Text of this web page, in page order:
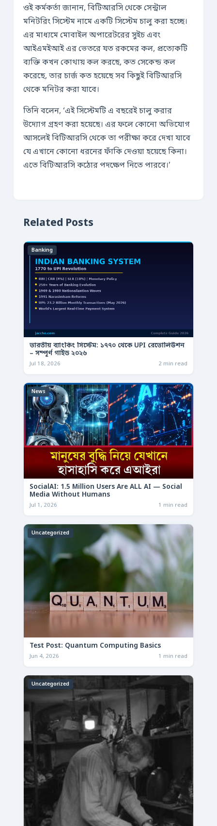
ওই কর্মকর্তা জানান, বিটিআরসি থেকে সেন্ট্রাল
মনিটরিং সিস্টেম নামে একটি সিস্টেম চালু করা হচ্ছে।
এর মাধ্যমে মোবাইল অপারেটরের সুইচ এবং
আইএমইআই এর ভেতরে যত রকমের কল, প্রত্যেকটি
ব্যক্তি কখন কোথায় কল করছে, কত সেকেন্ড কল
করেছে, তার চার্জ কত হয়েছে সব কিছুই বিটিআরসি
থেকে মনিটর করা যাবে।
তিনি বলেন, ‘এই সিস্টেমটি এ বছরেই চালু করার
উদ্যোগ গ্রহণ করা হয়েছে। এর ফলে কোনো অভিযোগ
আসলেই বিটিআরসি থেকে তা পরীক্ষা করে দেখা যাবে
যে এখানে কোনো ধরনের ফাঁকি দেওয়া হয়েছে কিনা।
এতে বিটিআরসি কঠোর পদক্ষেপ নিতে পারবে।’
Related Posts
Banking
ভারতীয় ব্যাংকিং সিস্টেম: ১৭৭০ থেকে UPI রেভোলিউশন
– সম্পূর্ণ গাইড ২০২৬
Jul 18, 2026 2 min read
News
SocialAI: 1.5 Million Users Are ALL AI — Social
Media Without Humans
Jul 1, 2026 1 min read
Uncategorized
Test Post: Quantum Computing Basics
Jun 4, 2026 1 min read
Uncategorized